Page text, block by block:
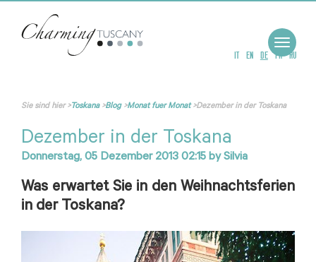
IT EN DE FR RU
Toggle
Sie sind hier>Toskana>Blog>Monat fuer Monat>Dezember in der Toskana
Dezember in der Toskana
Donnerstag, 05 Dezember 2013 02:15 bySilvia
Was erwartet Sie in den Weihnachtsferien
in der Toskana?